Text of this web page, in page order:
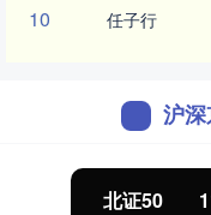
10 任子行
沪
北证50